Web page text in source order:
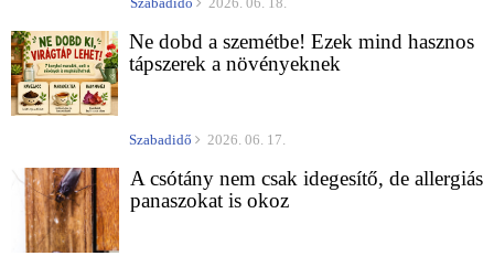
Ne dobd a szemétbe! Ezek mind hasznos
tápszerek a növényeknek
Szabadidő 2026. 06. 17.
A csótány nem csak idegesítő, de allergiás
panaszokat is okoz